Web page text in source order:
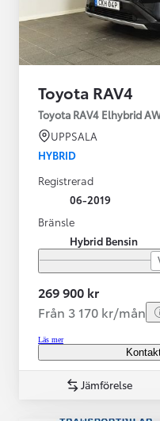
Toyota RAV4
Toyota RAV4 Elhybrid
UPPSALA
HYBRID
Registrerad
06-2019
Bränsle
Hybrid Bensin
269 900 kr
Från 3 170 kr/mån
Läs mer
Jämförelse